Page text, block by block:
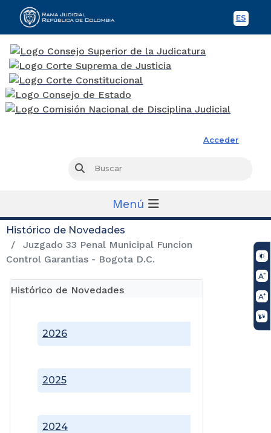
ES
Acceder
Buscar
Menú
Histórico de Novedades
Juzgado 33 Penal Municipal Funcion
Control Garantias - Bogota D.C.
Histórico de Novedades
2024
2025
2026